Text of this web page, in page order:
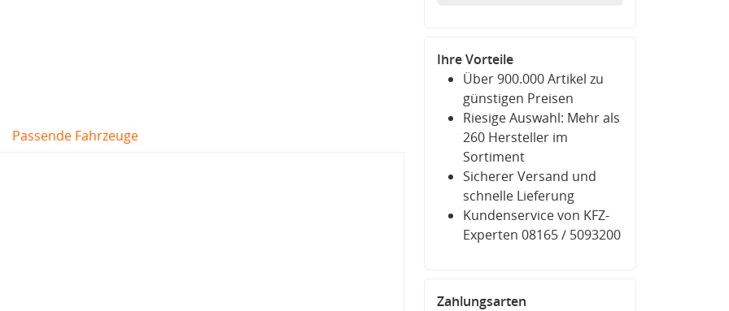
Passende Fahrzeuge
Ihre Vorteile
Über 900.000 Artikel zu
günstigen Preisen
Riesige Auswahl: Mehr als
260 Hersteller im
Sortiment
Sicherer Versand und
schnelle Lieferung
Kundenservice von KFZ-
Experten 08165 / 5093200
Zahlungsarten